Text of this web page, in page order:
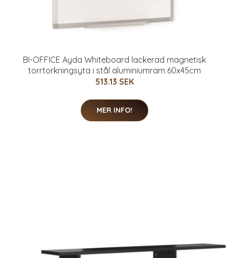
BI-OFFICE Ayda Whiteboard lackerad magnetisk
torrtorkningsyta i stål aluminiumram 60x45cm
513.13 SEK
MER INFO!